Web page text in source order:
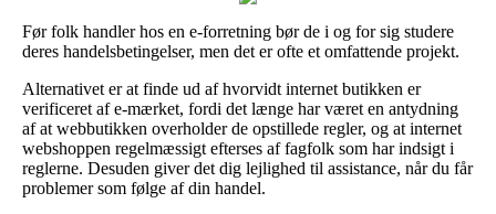
Før folk handler hos en e-forretning bør de i og for sig studere
deres handelsbetingelser, men det er ofte et omfattende projekt.
Alternativet er at finde ud af hvorvidt internet butikken er
verificeret af e-mærket, fordi det længe har været en antydning
af at webbutikken overholder de opstillede regler, og at internet
webshoppen regelmæssigt efterses af fagfolk som har indsigt i
reglerne. Desuden giver det dig lejlighed til assistance, når du får
problemer som følge af din handel.